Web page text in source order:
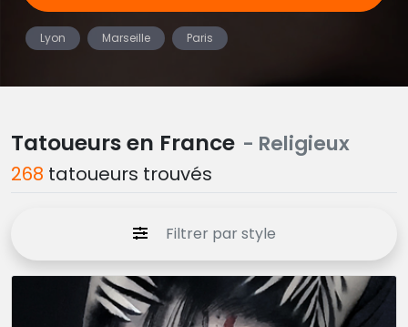
Lyon Marseille Paris
Tatoueurs en France - Religieux
268 tatoueurs trouvés
Filtrer par style